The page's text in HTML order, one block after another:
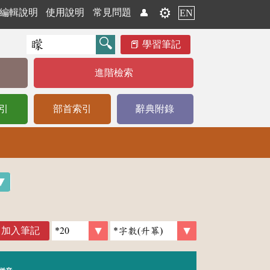
輯說明 使用說明 常見問題 👤 ⚙️ EN
學習筆記
進階檢索
部首索引 辭典附錄
加入筆記